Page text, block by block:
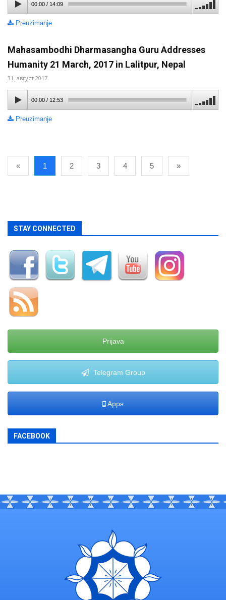
00:00/ 14:09
Preuzimanje
Mahasambodhi Dharmasangha Guru Addresses
Humanity 21 March, 2017 in Lalitpur, Nepal
31. август 2017.
00:00/ 12:53
Preuzimanje
« 1 2 3 4 5 »
STAY CONNECTED
Prijava
Telegram Group
Apps
FACEBOOK